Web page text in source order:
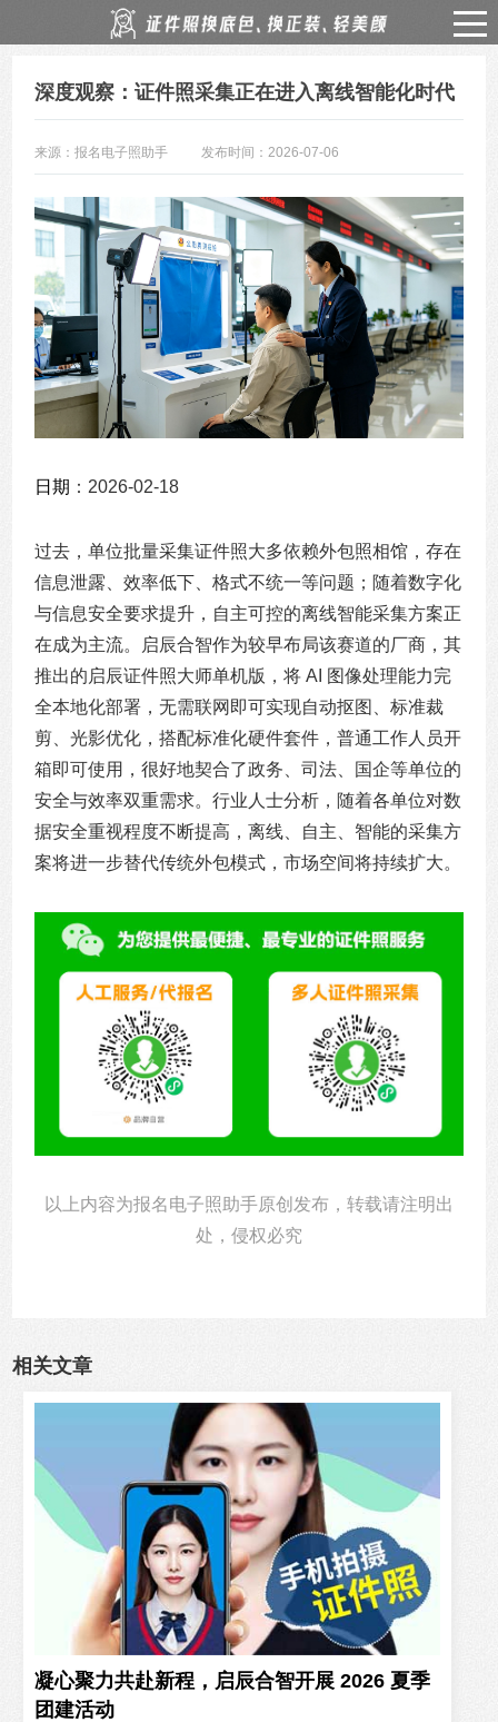
深度观察：证件照采集正在进入离线智能化时代
来源：报名电子照助手 发布时间：2026-07-06
日期 ：2026-02-18
过去，单位批量采集证件照大多依赖外包照相馆，存在
信息泄露、效率低下、格式不统一等问题；随着数字化
与信息安全要求提升，自主可控的离线智能采集方案正
在成为主流。启辰合智作为较早布局该赛道的厂商，其
推出的启辰证件照大师单机版，将 AI 图像处理能力完
全本地化部署，无需联网即可实现自动抠图、标准裁
剪、光影优化，搭配标准化硬件套件，普通工作人员开
箱即可使用，很好地契合了政务、司法、国企等单位的
安全与效率双重需求。行业人士分析，随着各单位对数
据安全重视程度不断提高，离线、自主、智能的采集方
案将进一步替代传统外包模式，市场空间将持续扩大。
以上内容为报名电子照助手原创发布，转载请注明出
处，侵权必究
相关文章
凝心聚力共赴新程，启辰合智开展 2026 夏季
团建活动